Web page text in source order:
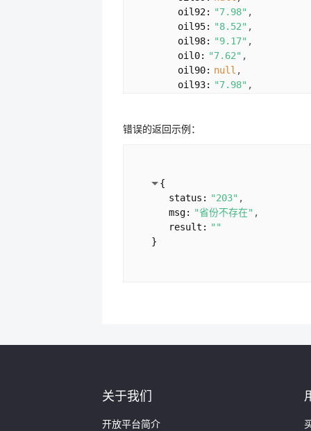
oil92: "7.98"
oil95: "8.52"
oil98: "9.17"
oil0: "7.62"
oil90: null
oil93: "7.98"
}
错误的返回示例：
{
status: "203"
msg: "省份不存在"
result: ""
}
关于我们
开放平台简介